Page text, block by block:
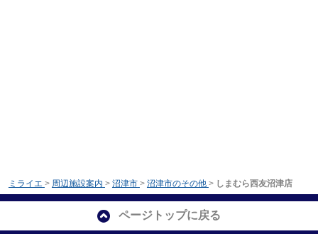
ミライエ > 周辺施設案内 > 沼津市 > 沼津市のその他 > しまむら西友沼津店
ページトップに戻る